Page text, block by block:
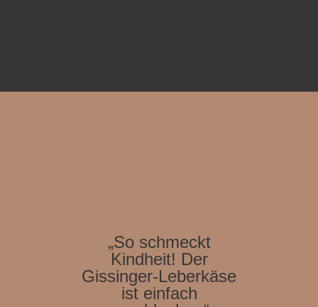
„So schmeckt
Kindheit! Der
Gissinger-Leberkäse
ist einfach